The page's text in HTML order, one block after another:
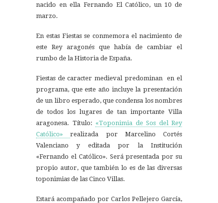
nacido en ella Fernando El Católico, un 10 de
marzo.
En estas Fiestas se conmemora el nacimiento de
este Rey aragonés que había de cambiar el
rumbo de la Historia de España.
Fiestas de caracter medieval predominan en el
programa, que este año incluye la presentación
de un libro esperado, que condensa los nombres
de todos los lugares de tan importante Villa
aragonesa. Título: «Toponimia de Sos del Rey
Católico»realizada por Marcelino Cortés
Valenciano y editada por la Institución
«Fernando el Católico». Será presentada por su
propio autor, que también lo es de las diversas
toponimias de las Cinco Villas.
Estará acompañado por Carlos Pellejero García,